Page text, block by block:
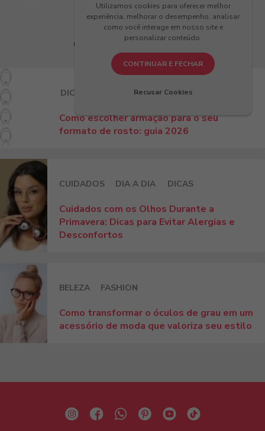
Últimos Artigos
DICAS
Como escolher armação para o seu
formato de rosto: guia 2026
CUIDADOS DIA A DIA DICAS
Cuidados com os Olhos Durante a
Primavera: Dicas para Evitar Alergias e
Desconfortos
BELEZA FASHION
Como transformar o óculos de grau em um
acessório de moda que valoriza seu estilo
Utilizamos cookies para oferecer melhor
experiência, melhorar o desempenho, analisar
como você interage em nosso site e
personalizar conteúdo.
CONTINUAR E FECHAR
Recusar Cookies